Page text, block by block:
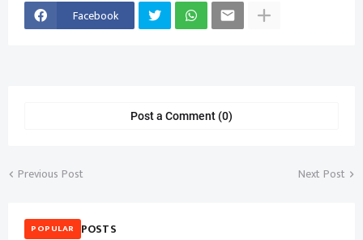
Facebook
Post a Comment (0)
Previous Post Next Post
POPULAR POSTS